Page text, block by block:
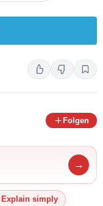
Folgen
→
Explain simply